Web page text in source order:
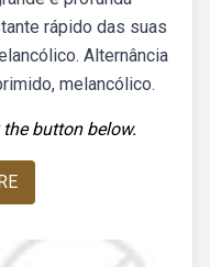
rápido das suas
Alternância
melancólico.
button below.